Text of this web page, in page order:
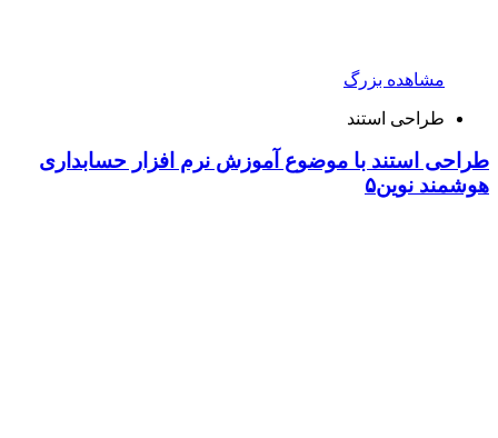
مشاهده بزرگ
طراحی استند
طراحی استند با موضوع آموزش نرم افزار حسابداری
هوشمند نوین۵